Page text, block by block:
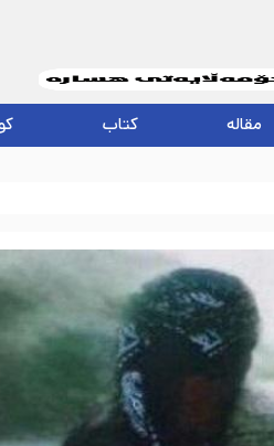
مقاله کتاب